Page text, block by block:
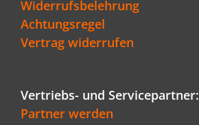
Widerrufsbelehrung
Achtungsregel
Vertrag widerrufen
Vertriebs- und Servicepartner:
Partner werden